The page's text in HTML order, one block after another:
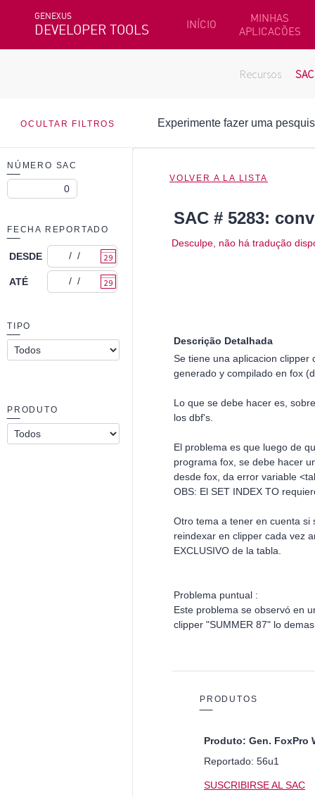
GENEXUS
DEVELOPER TOOLS INÍCIO
MINHAS
APLICACÕES
Recursos SAC